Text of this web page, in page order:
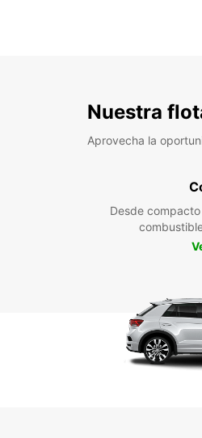
Nuestra
Aprovecha la
Desde